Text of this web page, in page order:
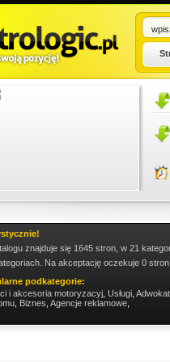
znajduje się 1645 stron, w 21
Na akceptację oczekuje 0 stron.
podkategorie:
i akcesoria motoryzacyj Usługi Adwokat
Biznes Agencje reklamowe